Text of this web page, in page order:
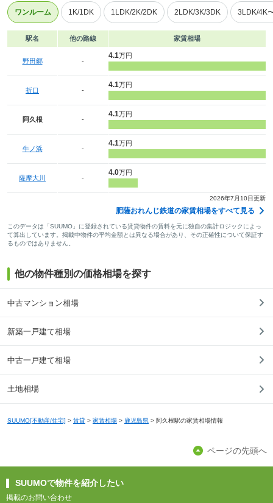
ワンルーム 1K/1DK 1LDK/2K/2DK 2LDK/3K/3DK 3LDK/4K
駅名 他の路線 家賃相場
野田郷 -
4.1万円
折口 -
4.1万円
阿久根 -
4.1万円
牛ノ浜 -
4.1万円
薩摩大川 -
4.0万円
2026年7月10日更新
肥薩おれんじ鉄道の家賃相場をすべて見る
このデータは「SUUMO」に登録されている賃貸物件の賃料を元に独自の集計ロジックによっ
て算出しています。掲載中物件の平均金額とは異なる場合があり、その正確性について保証す
るものではありません。
他の物件種別の価格相場を探す
中古マンション相場
新築一戸建て相場
中古一戸建て相場
土地相場
SUUMO[不動産/住宅] > 賃貸 > 家賃相場 > 鹿児島県 > 阿久根駅の家賃相場情報
ページの先頭へ
SUUMOで物件を紹介したい
掲載のお問い合わせ